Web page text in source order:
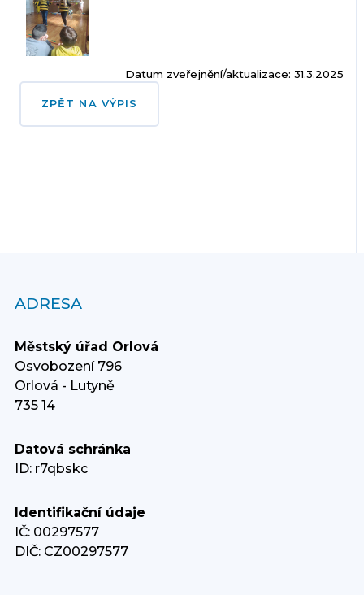
Datum zveřejnění/aktualizace: 31.3.2025
ZPĚT NA VÝPIS
ADRESA
Městský úřad Orlová
Osvobození 796
Orlová - Lutyně
735 14
Datová schránka
ID: r7qbskc
Identifikační údaje
IČ: 00297577
DIČ: CZ00297577